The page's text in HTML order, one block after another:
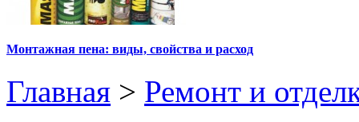
Монтажная пена: виды, свойства и расход
Главная > Ремонт и